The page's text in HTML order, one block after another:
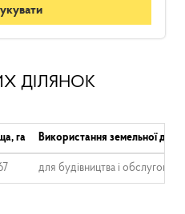
ДІЛЯНОК
га Використання земельної
для будівництва і